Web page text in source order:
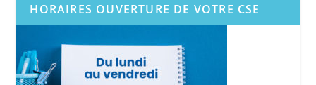
HORAIRES OUVERTURE DE VOTRE CSE